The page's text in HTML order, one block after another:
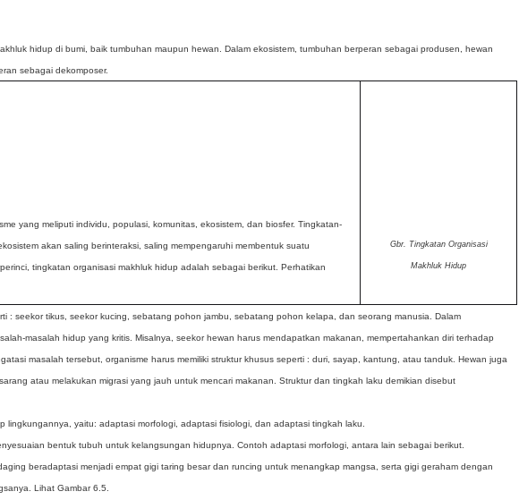
hidup di bumi, baik tumbuhan maupun hewan. Dalam ekosistem, tumbuhan berperan sebagai produsen, hewan
sebagai dekomposer.
yang meliputi individu, populasi, komunitas, ekosistem, dan biosfer. Tingkatan-
akan saling berinteraksi, saling mempengaruhi membentuk suatu
tingkatan organisasi makhluk hidup adalah sebagai berikut. Perhatikan
Gbr. Tingkatan Organisasi
Makhluk Hidup
: seekor tikus, seekor kucing, sebatang pohon jambu, sebatang pohon kelapa, dan seorang manusia. Dalam
masalah hidup yang kritis. Misalnya, seekor hewan harus mendapatkan makanan, mempertahankan diri terhadap
masalah tersebut, organisme harus memiliki struktur khusus seperti : duri, sayap, kantung, atau tanduk. Hewan juga
atau melakukan migrasi yang jauh untuk mencari makanan. Struktur dan tingkah laku demikian disebut
lingkungannya, yaitu: adaptasi morfologi, adaptasi fisiologi, dan adaptasi tingkah laku.
bentuk tubuh untuk kelangsungan hidupnya. Contoh adaptasi morfologi, antara lain sebagai berikut.
beradaptasi menjadi empat gigi taring besar dan runcing untuk menangkap mangsa, serta gigi geraham dengan
Lihat Gambar 6.5.